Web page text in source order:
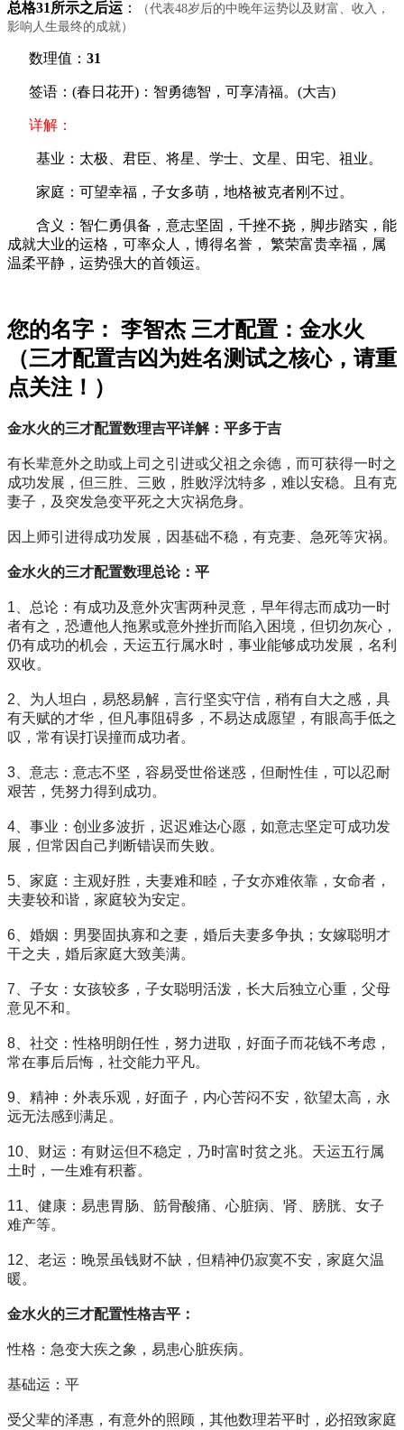
总格31所示之后运 ：
（代表48岁后的中晚年运势以及财富、收入，
影响人生最终的成就）
数理值： 31
签语：(春日花开)：智勇德智，可享清福。(大吉)
详解：
基业：太极、君臣、将星、学士、文星、田宅、祖业。
家庭：可望幸福，子女多萌，地格被克者刚不过。
含义：智仁勇俱备，意志坚固，千挫不挠，脚步踏实，能
成就大业的运格，可率众人，博得名誉， 繁荣富贵幸福，属
温柔平静，运势强大的首领运。
您的名字： 李智杰 三才配置：金水火
（三才配置吉凶为姓名测试之核心，请重
点关注！）
金水火的三才配置数理吉平详解：平多于吉
有长辈意外之助或上司之引进或父祖之余德，而可获得一时之
成功发展，但三胜、三败，胜败浮沈特多，难以安稳。且有克
妻子，及突发急变平死之大灾祸危身。
因上师引进得成功发展，因基础不稳，有克妻、急死等灾祸。
金水火的三才配置数理总论：平
1、总论：有成功及意外灾害两种灵意，早年得志而成功一时
者有之，恐遭他人拖累或意外挫折而陷入困境，但切勿灰心，
仍有成功的机会，天运五行属水时，事业能够成功发展，名利
双收。
2、为人坦白，易怒易解，言行坚实守信，稍有自大之感，具
有天赋的才华，但凡事阻碍多，不易达成愿望，有眼高手低之
叹，常有误打误撞而成功者。
3、意志：意志不坚，容易受世俗迷惑，但耐性佳，可以忍耐
艰苦，凭努力得到成功。
4、事业：创业多波折，迟迟难达心愿，如意志坚定可成功发
展，但常因自己判断错误而失败。
5、家庭：主观好胜，夫妻难和睦，子女亦难依靠，女命者，
夫妻较和谐，家庭较为安定。
6、婚姻：男娶固执寡和之妻，婚后夫妻多争执；女嫁聪明才
干之夫，婚后家庭大致美满。
7、子女：女孩较多，子女聪明活泼，长大后独立心重，父母
意见不和。
8、社交：性格明朗任性，努力进取，好面子而花钱不考虑，
常在事后后悔，社交能力平凡。
9、精神：外表乐观，好面子，内心苦闷不安，欲望太高，永
远无法感到满足。
10、财运：有财运但不稳定，乃时富时贫之兆。天运五行属
土时，一生难有积蓄。
11、健康：易患胃肠、筋骨酸痛、心脏病、肾、膀胱、女子
难产等。
12、老运：晚景虽钱财不缺，但精神仍寂寞不安，家庭欠温
暖。
金水火的三才配置性格吉平：
性格：急变大疾之象，易患心脏疾病。
基础运：平
受父辈的泽惠，有意外的照顾，其他数理若平时，必招致家庭